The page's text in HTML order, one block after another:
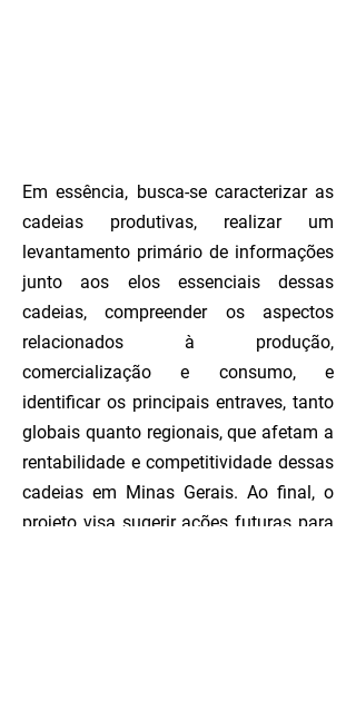
Em essência, busca-se caracterizar as
cadeias produtivas, realizar um
levantamento primário de informações
junto aos elos essenciais dessas
cadeias, compreender os aspectos
relacionados à produção,
comercialização e consumo, e
identificar os principais entraves, tanto
globais quanto regionais, que afetam a
rentabilidade e competitividade dessas
cadeias em Minas Gerais. Ao final, o
projeto visa sugerir ações futuras para